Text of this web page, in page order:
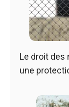
Le droit des
une